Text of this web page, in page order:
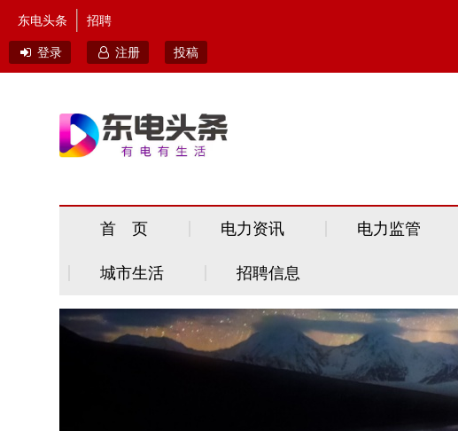
东电头条 招聘
登录 注册 投稿
首 页 电力资讯 电力监管
城市生活 招聘信息